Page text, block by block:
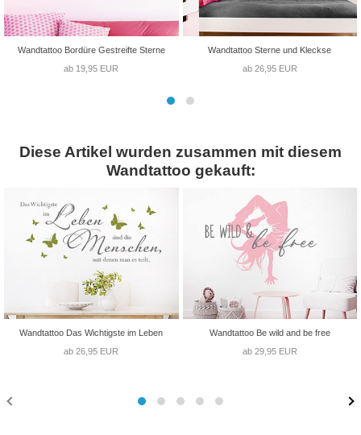
Wandtattoo Bordüre Gestreifte Sterne
ab 19,95 EUR
Wandtattoo Sterne und Kleckse
ab 26,95 EUR
Diese Artikel wurden zusammen mit diesem
Wandtattoo gekauft:
Wandtattoo Das Wichtigste im Leben
ab 26,95 EUR
Wandtattoo Be wild and be free
ab 29,95 EUR